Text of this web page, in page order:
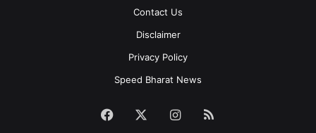
Contact Us
Disclaimer
Privacy Policy
Speed Bharat News
Facebook Instagram
RSS